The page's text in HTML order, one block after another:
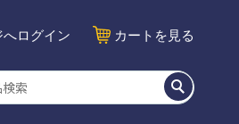
へログイン カート を見る